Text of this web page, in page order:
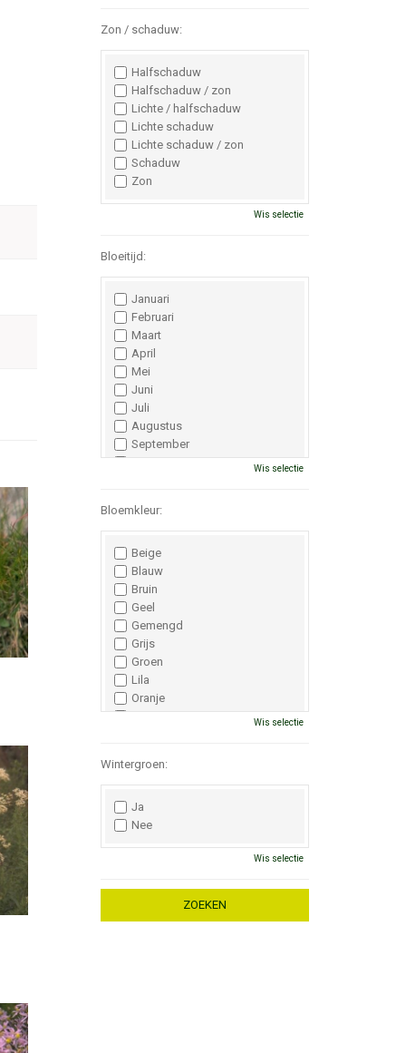
Zon / schaduw:
Halfschaduw
Halfschaduw / zon
Lichte / halfschaduw
Lichte schaduw
Lichte schaduw / zon
Schaduw
Zon
Wis selectie
Bloeitijd:
Januari
Februari
Maart
April
Mei
Juni
Juli
Augustus
September
Oktober
Wis selectie
Bloemkleur:
Beige
Blauw
Bruin
Geel
Gemengd
Grijs
Groen
Lila
Oranje
Paars
Wit
Zwart
Wis selectie
Wintergroen:
Ja
Nee
Wis selectie